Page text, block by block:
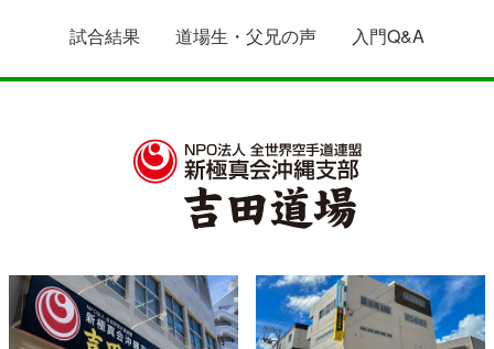
試合結果
道場生・父兄の声 入門Q&A